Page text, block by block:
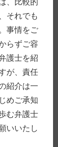
て
かり
につ
が
，
して
につ
によ
う
例の
それでも
事情をご
らずご容
護士を紹
が、責任
紹介は一
めご承知
む弁護士
いいたし